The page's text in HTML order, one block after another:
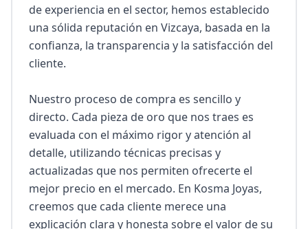
de experiencia en el sector, hemos establecido
una sólida reputación en Vizcaya, basada en la
confianza, la transparencia y la satisfacción del
cliente.
Nuestro proceso de compra es sencillo y
directo. Cada pieza de oro que nos traes es
evaluada con el máximo rigor y atención al
detalle, utilizando técnicas precisas y
actualizadas que nos permiten ofrecerte el
mejor precio en el mercado. En Kosma Joyas,
creemos que cada cliente merece una
explicación clara y honesta sobre el valor de su